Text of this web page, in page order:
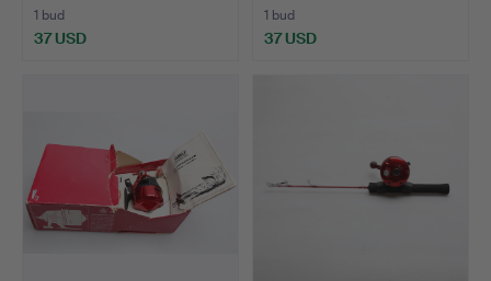
1 bud
37 USD
1 bud
37 USD